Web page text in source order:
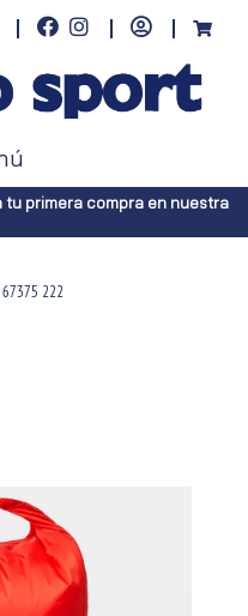
tu primera compra en nuestra
67375 222